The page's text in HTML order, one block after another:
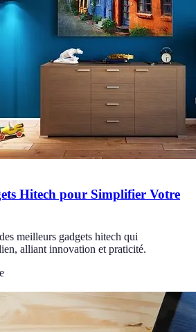
Hitech pour Simplifier Votre
meilleurs gadgets hitech qui
alliant innovation et praticité.